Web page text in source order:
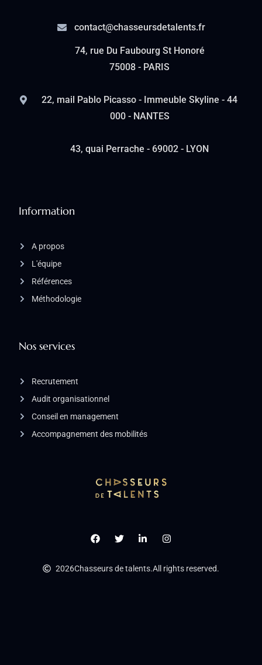
2026Chasseurs de talents.All rights reserved.
Nos services
Recrutement
Audit organisationnel
Conseil en management
Accompagnement des mobilités
Information
A propos
L'équipe
Références
Méthodologie
contact@chasseursdetalents.fr
74, rue Du Faubourg St Honoré
75008 - PARIS
22, mail Pablo Picasso - Immeuble Skyline - 44
000 - NANTES
43, quai Perrache - 69002 - LYON